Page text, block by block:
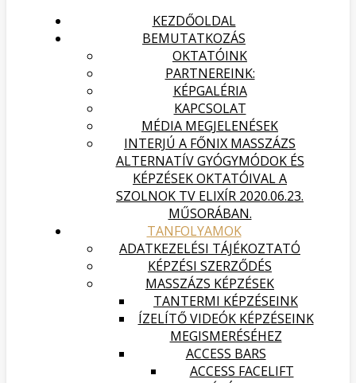
KEZDŐOLDAL
BEMUTATKOZÁS
OKTATÓINK
PARTNEREINK:
KÉPGALÉRIA
KAPCSOLAT
MÉDIA MEGJELENÉSEK
INTERJÚ A FŐNIX MASSZÁZS
ALTERNATÍV GYÓGYMÓDOK ÉS
KÉPZÉSEK OKTATÓIVAL A
SZOLNOK TV ELIXÍR 2020.06.23.
MŰSORÁBAN.
TANFOLYAMOK
ADATKEZELÉSI TÁJÉKOZTATÓ
KÉPZÉSI SZERZŐDÉS
MASSZÁZS KÉPZÉSEK
TANTERMI KÉPZÉSEINK
ÍZELÍTŐ VIDEÓK KÉPZÉSEINK
MEGISMERÉSÉHEZ
ACCESS BARS
ACCESS FACELIFT